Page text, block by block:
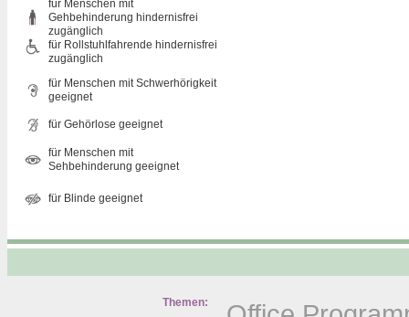
für Menschen mit
Gehbehinderung hindernisfrei
zugänglich
für Rollstuhlfahrende hindernisfrei
zugänglich
für Menschen mit Schwerhörigkeit
geeignet
für Gehörlose geeignet
für Menschen mit
Sehbehinderung geeignet
für Blinde geeignet
Themen: